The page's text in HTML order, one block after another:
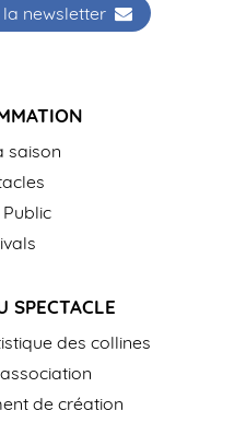
newsletter
saison
SPECTACLE
des collines
de création